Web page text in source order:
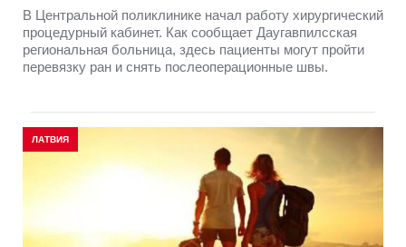
В Центральной поликлинике начал работу хирургический
процедурный кабинет. Как сообщает Даугавпилсская
региональная больница, здесь пациенты могут пройти
перевязку ран и снять послеоперационные швы.
ЛАТВИЯ